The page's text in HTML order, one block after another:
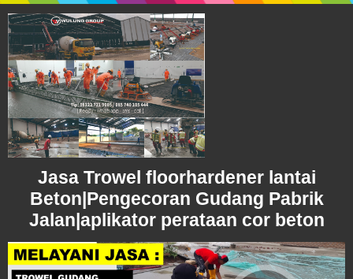
Jasa Trowel floorhardener lantai
Beton|Pengecoran Gudang Pabrik
Jalan|aplikator perataan cor beton